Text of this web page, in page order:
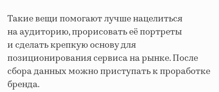
Такие вещи помогают лучше нацелиться
на аудиторию, прорисовать её портреты
и сделать крепкую основу для
позиционирования сервиса на рынке. После
сбора данных можно приступать к проработке
бренда.